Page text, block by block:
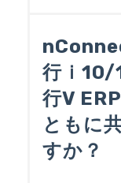
奉行V
理オプシ
企業内で使
のコンピュ
ステム）同
SVファイ
受入形式
成
⇒ファイ
ず、ミス
理の効率
奉行ｉ
1)
- CSV
2)
- kintone
3)
4)勘定奉
販売
1)商奉行
2)商奉行
3)商奉行
4)商奉行
だくことは
行は奉行シ
下の用途で
ます。
◆nConnect
行ｉ10/
行V
ともに
すか？